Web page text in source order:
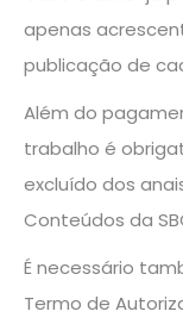
apenas
publicação de
Além do
trabalho é
excluído dos
Conteúdos da
É necessário
Termo de